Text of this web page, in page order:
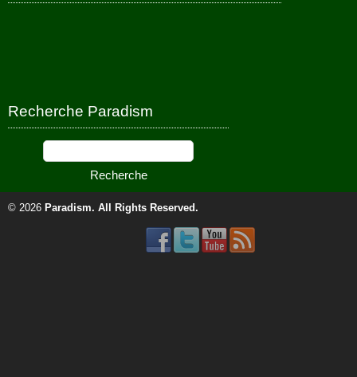
Recherche Paradism
© 2026 Paradism. All Rights Reserved.